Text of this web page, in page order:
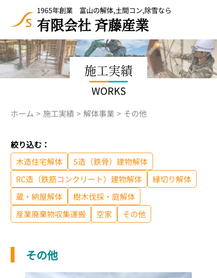
1965年創業 富山の解体,土間コン,除雪なら
有限会社 斉藤産業
施工実績
WORKS
ホーム 施工実績 解体事業 その他
絞り込む：
木造住宅解体
S造（鉄骨）建物解体
RC造（鉄筋コンクリート）建物解体
縁切り解体
蔵・納屋解体
樹木伐採・庭解体
産業廃棄物収集運搬
空家 その他
その他